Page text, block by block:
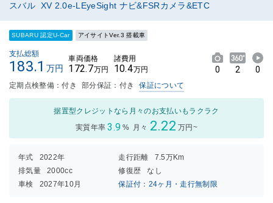
スバル XV 2.0e-LEyeSight ナビ&FSRカメラ&ETC
SUBARU 認定U-Car アイサイトVer.3 搭載車
支払総額
183.1 万円
車両価格
172.7万円
諸費用
10.4万円 0 2 0
定期点検整備：付き 部分保証：付き 保証について
据置型クレジットなら月々のお支払いもラクラク
実質年率 3.9 % 月々 2.22 万円~
年式 2022年 走行距離
7.5万Km
排気量
2000cc 修復歴
なし
車検
2027年10月 保証付：24ヶ月・走行無制限